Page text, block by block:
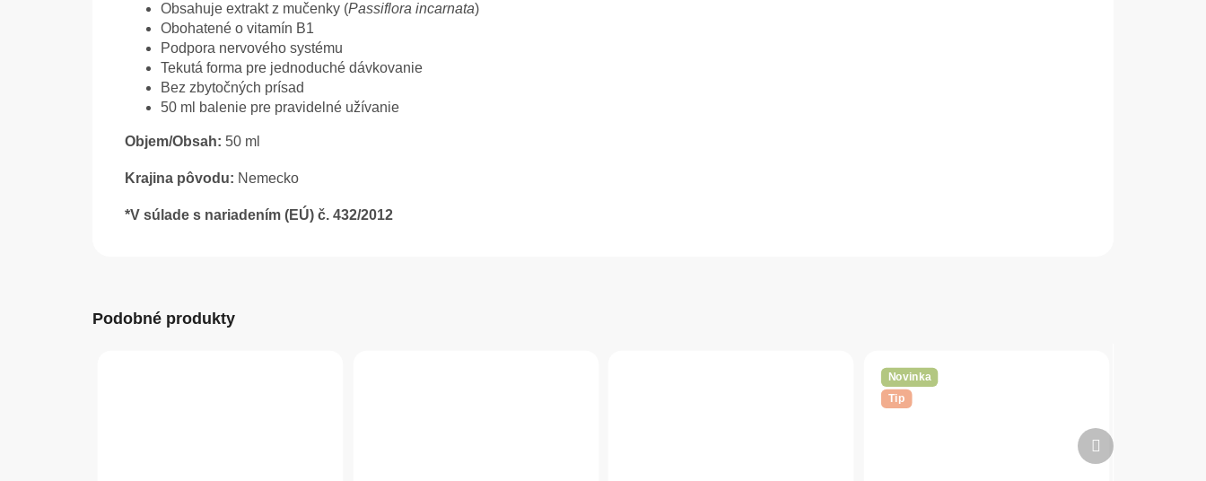
Obsahuje extrakt z mučenky (Passiflora incarnata)
Obohatené o vitamín B1
Podpora nervového systému
Tekutá forma pre jednoduché dávkovanie
Bez zbytočných prísad
50 ml balenie pre pravidelné užívanie
Objem/Obsah: 50 ml
Krajina pôvodu: Nemecko
*V súlade s nariadením (EÚ) č. 432/2012
Podobné produkty
Novinka
Tip
Ďalší
produkt